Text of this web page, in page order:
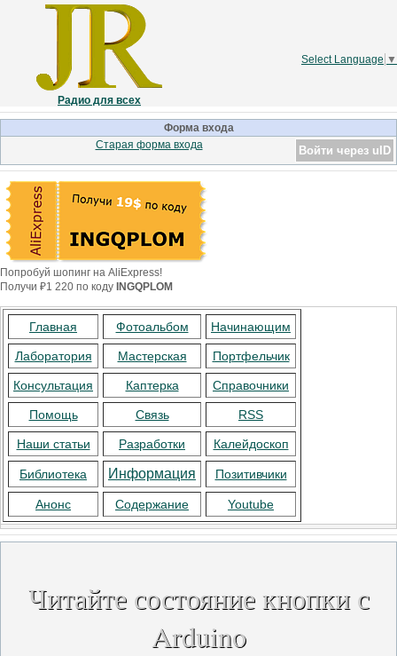
Радио для всех
Select Language ▼
Форма входа
Войти через uID
Старая форма входа
Попробуй шопинг на AliExpress!
Получи ₽1 220 по коду INGQPLOM
Главная Фотоальбом Начинающим
Лаборатория Мастерская Портфельчик
Консультация Каптерка Справочники
Помощь Связь RSS
Наши статьи Разработки Калейдоскоп
Библиотека Информация Позитивчики
Анонс Содержание Youtube
Читайте состояние кнопки с
Arduino